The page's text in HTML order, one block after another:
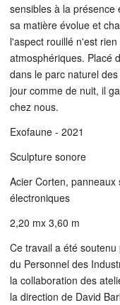
sensibles à la
sa matière évo­lue et
l'aspect roui­llé n'est
atmosphériques. Placé
dans le parc naturel
jour comme de nuit, il
chez nous.
Exofaune - 2021
Sculpture sonore
Acier Corten,
électroniques
2,20 mx 3,60 m
Ce travail a été
du Personnel des
la collaboration des
la direction de David